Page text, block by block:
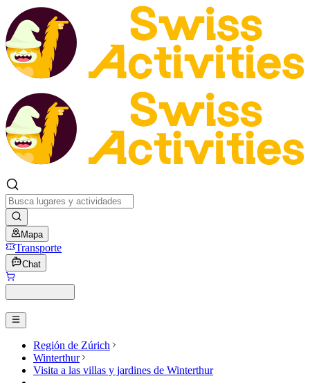
Mapa
Transporte
Chat
Región de Zúrich
Winterthur
Visita a las villas y jardines de Winterthur